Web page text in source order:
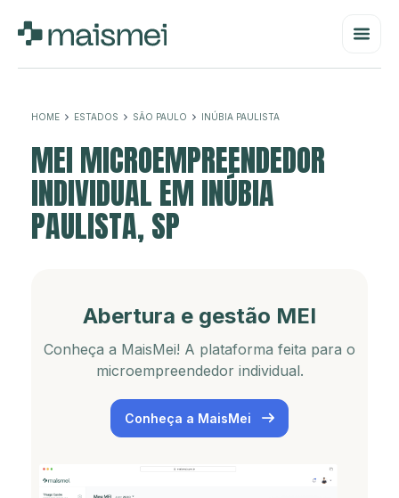
HOME ESTADOS SÃO PAULO INÚBIA PAULISTA
MEI MICROEMPREENDEDOR
INDIVIDUAL EM INÚBIA
PAULISTA, SP
Abertura e gestão MEI
Conheça a MaisMei! A plataforma feita para o
microempreendedor individual.
Conheça a MaisMei